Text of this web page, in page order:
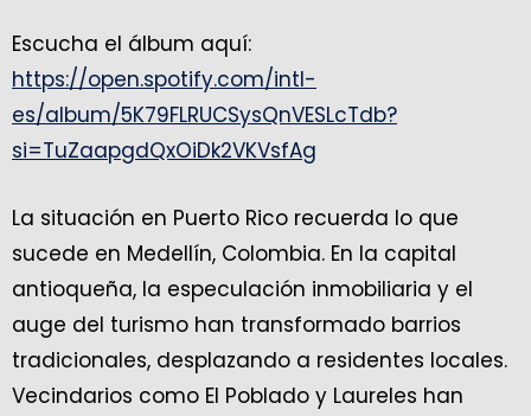
Escucha el álbum aquí:
https://open.spotify.com/intl-
es/album/5K79FLRUCSysQnVESLcTdb?
si=TuZaapgdQxOiDk2VKVsfAg
La situación en Puerto Rico recuerda lo que
sucede en Medellín, Colombia. En la capital
antioqueña, la especulación inmobiliaria y el
auge del turismo han transformado barrios
tradicionales, desplazando a residentes locales.
Vecindarios como El Poblado y Laureles han